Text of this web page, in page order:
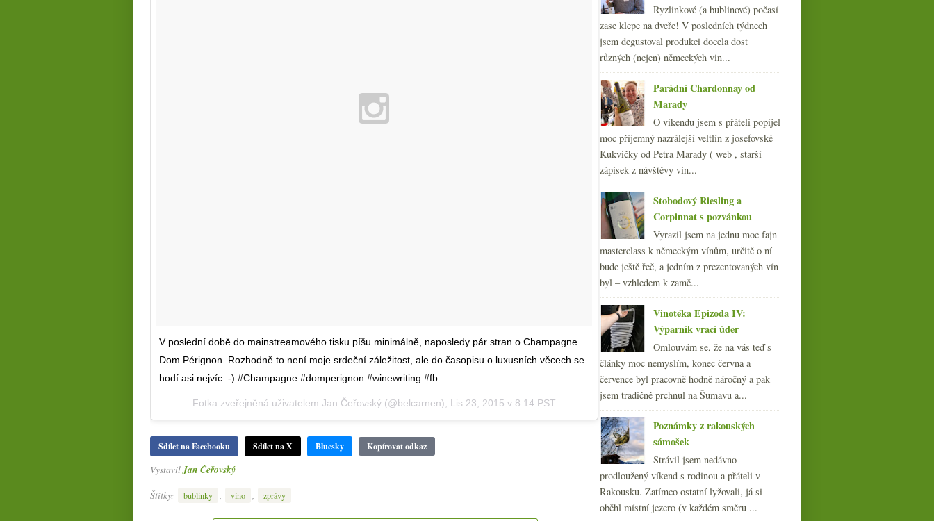
V poslední době do mainstreamového tisku píšu minimálně, naposledy pár stran o Champagne
Dom Pérignon. Rozhodně to není moje srdeční záležitost, ale do časopisu o luxusních věcech se
hodí asi nejvíc :-) #Champagne #domperignon #winewriting #fb
Fotka zveřejněná uživatelem Jan Čeřovský (@belcarnen), Lis 23, 2015 v 8:14 PST
Sdílet na Facebooku Sdílet na X Bluesky Kopírovat odkaz
VystavilJan Čeřovský
Štítky:
bublinky víno zprávy
►2014(254)
►2013(249)
►2012(254)
►2011(252)
►2010(249)
►2009(249)
►2008(270)
►2007(108)
Ryzlinkové (a bublinové) počasí
zase klepe na dveře! V posledních týdnech
jsem degustoval produkci docela dost
různých (nejen) německých vin...
Parádní Chardonnay od
Marady
O víkendu jsem s přáteli popíjel
moc příjemný nazrálejší veltlín z josefovské
Kukvičky od Petra Marady ( web , starší
zápisek z návštěvy vin...
Stobodový Riesling a
Corpinnat s pozvánkou
Vyrazil jsem na jednu moc fajn
masterclass k německým vínům, určitě o ní
bude ještě řeč, a jedním z prezentovaných vín
byl – vzhledem k zamě...
Vinotéka Epizoda IV:
Výparník vrací úder
Omlouvám se, že na vás teď s
články moc nemyslím, konec června a
července byl pracovně hodně náročný a pak
jsem tradičně prchnul na Šumavu a...
Poznámky z rakouských
sámošek
Strávil jsem nedávno
prodloužený víkend s rodinou a přáteli v
Rakousku. Zatímco ostatní lyžovali, já si
oběhl místní jezero (v každém směru ...